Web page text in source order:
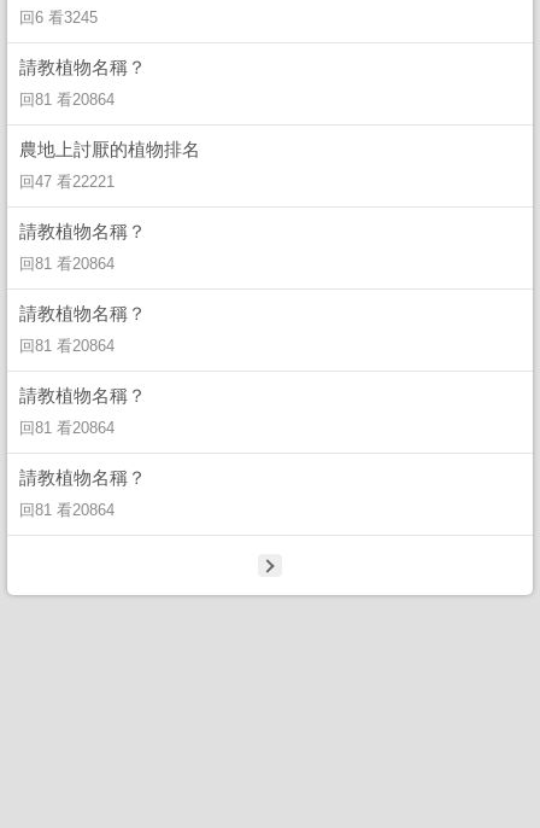
回6 看3245
請教植物名稱？
回81 看20864
農地上討厭的植物排名
回47 看22221
請教植物名稱？
回81 看20864
請教植物名稱？
回81 看20864
請教植物名稱？
回81 看20864
請教植物名稱？
回81 看20864